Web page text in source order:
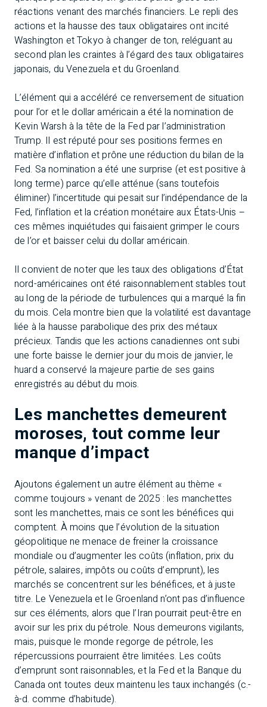
réactions venant des marchés financiers. Le repli des
actions et la hausse des taux obligataires ont incité
Washington et Tokyo à changer de ton, reléguant au
second plan les craintes à l’égard des taux obligataires
japonais, du Venezuela et du Groenland.
L’élément qui a accéléré ce renversement de situation
pour l’or et le dollar américain a été la nomination de
Kevin Warsh à la tête de la Fed par l’administration
Trump. Il est réputé pour ses positions fermes en
matière d’inflation et prône une réduction du bilan de la
Fed. Sa nomination a été une surprise (et est positive à
long terme) parce qu’elle atténue (sans toutefois
éliminer) l’incertitude qui pesait sur l’indépendance de la
Fed, l’inflation et la création monétaire aux États-Unis –
ces mêmes inquiétudes qui faisaient grimper le cours
de l’or et baisser celui du dollar américain.
Il convient de noter que les taux des obligations d’État
nord-américaines ont été raisonnablement stables tout
au long de la période de turbulences qui a marqué la fin
du mois. Cela montre bien que la volatilité est davantage
liée à la hausse parabolique des prix des métaux
précieux. Tandis que les actions canadiennes ont subi
une forte baisse le dernier jour du mois de janvier, le
huard a conservé la majeure partie de ses gains
enregistrés au début du mois.
Les manchettes demeurent
moroses, tout comme leur
manque d’impact
Ajoutons également un autre élément au thème «
comme toujours » venant de 2025 : les manchettes
sont les manchettes, mais ce sont les bénéfices qui
comptent. À moins que l’évolution de la situation
géopolitique ne menace de freiner la croissance
mondiale ou d’augmenter les coûts (inflation, prix du
pétrole, salaires, impôts ou coûts d’emprunt), les
marchés se concentrent sur les bénéfices, et à juste
titre. Le Venezuela et le Groenland n’ont pas d’influence
sur ces éléments, alors que l’Iran pourrait peut-être en
avoir sur les prix du pétrole. Nous demeurons vigilants,
mais, puisque le monde regorge de pétrole, les
répercussions pourraient être limitées. Les coûts
d’emprunt sont raisonnables, et la Fed et la Banque du
Canada ont toutes deux maintenu les taux inchangés (c.-
à-d. comme d’habitude).